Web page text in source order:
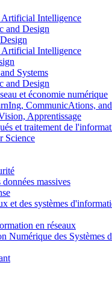
Intelligence
and Design
Intelligence
Systems
and Design
et économie numérique
CommunicAtions,
Apprentissage
et traitement de
Science
massives
et des systèmes
en réseaux
Numérique des Systèmes